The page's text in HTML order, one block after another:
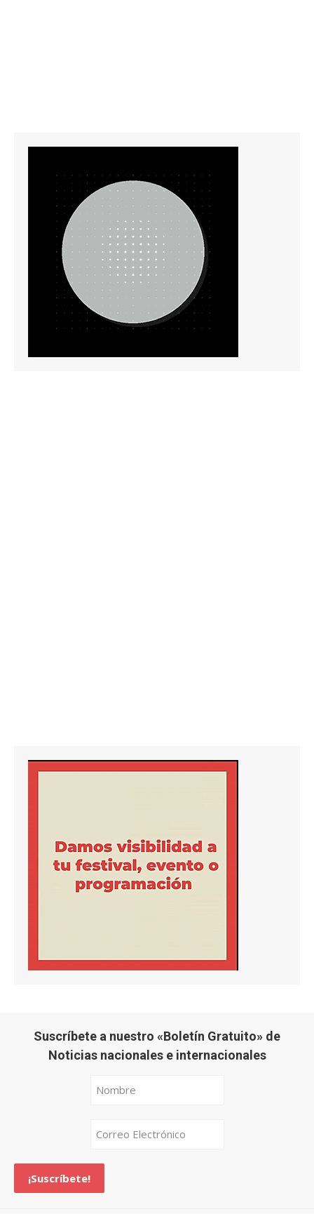
Suscríbete a nuestro «Boletín Gratuito» de
Noticias nacionales e internacionales